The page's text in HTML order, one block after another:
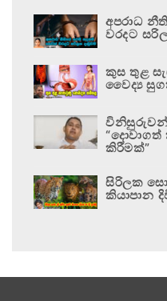
අපරාධ
වරදට
කුස තුළ
වෛද්‍ය
කිරීමක්”
සිරිලක
කියාපාන